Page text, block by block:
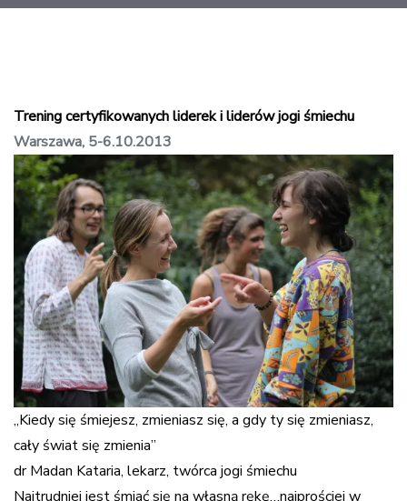
Trening certyfikowanych liderek i liderów jogi śmiechu
Warszawa, 5-6.10.2013
„Kiedy się śmiejesz, zmieniasz się, a gdy ty się zmieniasz,
cały świat się zmienia”
dr Madan Kataria, lekarz, twórca jogi śmiechu
Najtrudniej jest śmiać się na własną rękę…najprościej w
navigation